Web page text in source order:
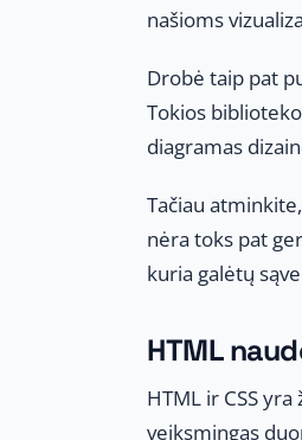
našioms
Drobė taip pat
Tokios
diagramas
Tačiau
nėra toks pat
kuria galėtų
HTML
HTML ir CSS
veiksmingas